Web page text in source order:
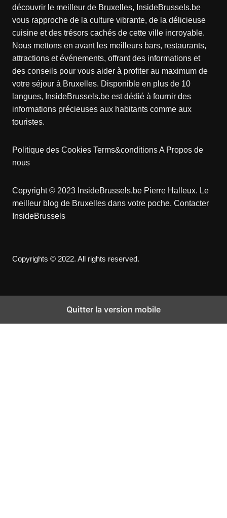
découvrir le meilleur de Bruxelles, InsideBrussels.be
vous rapproche de la culture vibrante, de la délicieuse
cuisine et des trésors cachés de cette ville incroyable.
Nous mettons en avant les meilleurs bars, restaurants,
attractions et événements, offrant des informations et
des conseils pour vous aider à profiter au maximum de
votre séjour à Bruxelles. Disponible en plus de 10
langues, InsideBrussels.be est dédié à fournir des
informations précieuses aux habitants comme aux
touristes.
Politique des Cookies Terms&conditionsA Propos de
nous
Copyright © 2023 InsideBrussels.be Pierre Halleux. Le
meilleur blog de Bruxelles dans votre poche. Contacter
InsideBrussels
Copyrights © 2022. All rights reserved.
Quitter la version mobile